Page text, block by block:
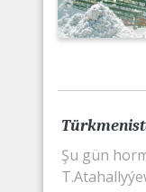
Şu gün